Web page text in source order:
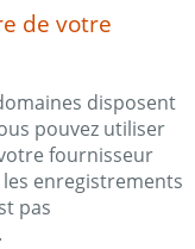
de votre
disposent
pouvez utiliser
fournisseur
enregistrements
pas